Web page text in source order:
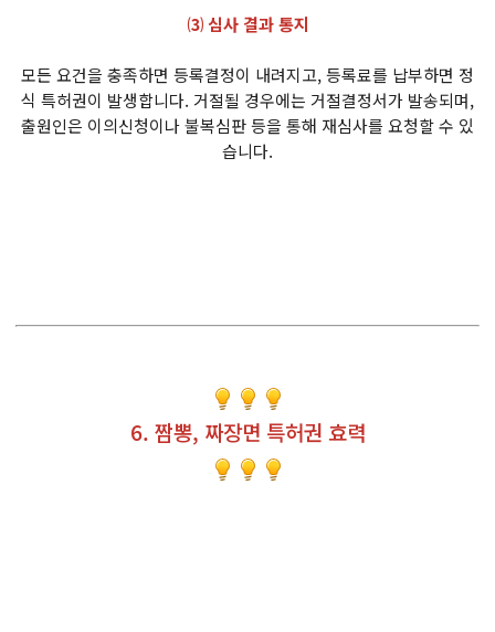
⑶ 심사 결과 통지
모든 요건을 충족하면 등록결정이 내려지고, 등록료를 납부하면 정
식 특허권이 발생합니다. 거절될 경우에는 거절결정서가 발송되며,
출원인은 이의신청이나 불복심판 등을 통해 재심사를 요청할 수 있
습니다.
6. 짬뽕, 짜장면 특허권 효력